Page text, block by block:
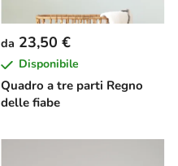
Quadro a tre parti Regno
delle fiabe
da 23,50 €
Disponibile